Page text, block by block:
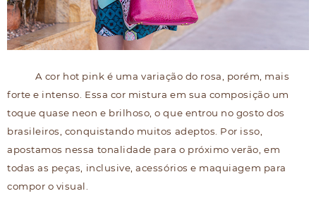
A cor hot pink é uma variação do rosa, porém, mais
forte e intenso. Essa cor mistura em sua composição um
toque quase neon e brilhoso, o que entrou no gosto dos
brasileiros, conquistando muitos adeptos. Por isso,
apostamos nessa tonalidade para o próximo verão, em
todas as peças, inclusive, acessórios e maquiagem para
compor o visual.